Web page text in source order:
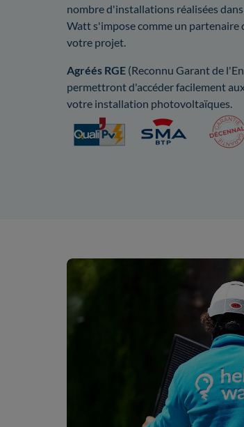
nombre d'installations réalisées
Watt s'impose comme un partenaire
votre projet.
Agréés RGE (Reconnu Garant de
permettront d'accéder facilement
votre installation photovoltaïques.